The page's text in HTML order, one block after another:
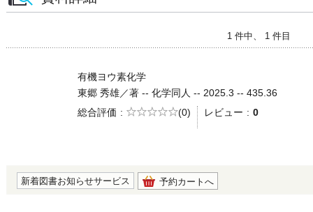
1 件中、 1 件目
有機ヨウ素化学
東郷 秀雄／著 -- 化学同人 -- 2025.3 -- 435.36
総合評価
5段階評価
(0) レビュー 0
新着図書お知らせサービス 予約カートへ